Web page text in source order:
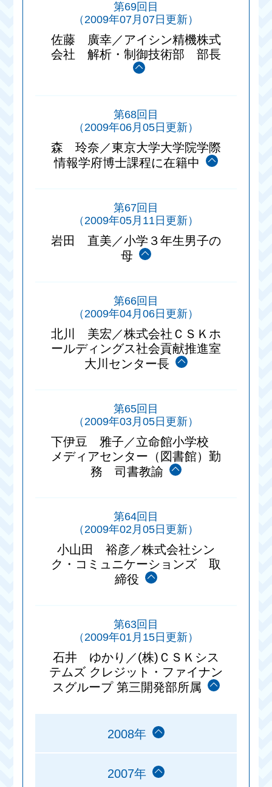
第69回目
（2009年07月07日更新）
佐藤 廣幸／アイシン精機株式
会社 解析・制御技術部 部長
第68回目
（2009年06月05日更新）
森 玲奈／東京大学大学院学際
情報学府博士課程に在籍中
第67回目
（2009年05月11日更新）
岩田 直美／小学３年生男子の
母
第66回目
（2009年04月06日更新）
北川 美宏／株式会社ＣＳＫホ
ールディングス社会貢献推進室
大川センター長
第65回目
（2009年03月05日更新）
下伊豆 雅子／立命館小学校
メディアセンター（図書館）勤
務 司書教諭
第64回目
（2009年02月05日更新）
小山田 裕彦／株式会社シン
ク・コミュニケーションズ 取
締役
第63回目
（2009年01月15日更新）
石井 ゆかり／(株)ＣＳＫシス
テムズ クレジット・ファイナン
スグループ 第三開発部所属
2008年
2007年